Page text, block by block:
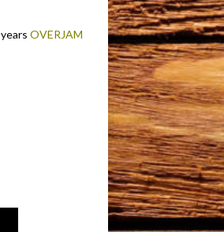
OVERJAM